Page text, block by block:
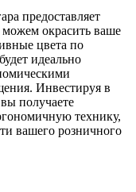
предоставляет
окрасить ваше
цвета по
идеально
Инвестируя в
получаете
технику,
вашего розничного